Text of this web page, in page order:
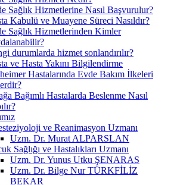
Sağlık Hizmetlerine Nasıl Başvurulur?
Kabulü ve Muayene Süreci Nasıldır?
Sağlık Hizmetlerinden Kimler
durumlarda hizmet sonlandırılır?
ve Hasta Yakını Bilgilendirme
Hastalarında Evde Bakım İlkeleri
Bağımlı Hastalarda Beslenme Nasıl
ve Reanimasyon Uzmanı
Uzm. Dr. Murat ALPARSLAN
Sağlığı ve Hastalıkları Uzmanı
Uzm. Dr. Yunus Utku ŞENARAS
Uzm. Dr. Bilge Nur TÜRKFİLİZ
BEKAR